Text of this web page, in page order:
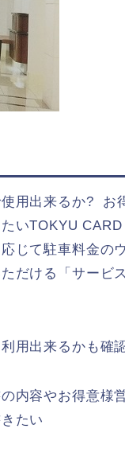
用出来るか? お
いTOKYU CARD
じて駐車料金の
だける「サービ
用出来るかも確
内容やお得意様
たい